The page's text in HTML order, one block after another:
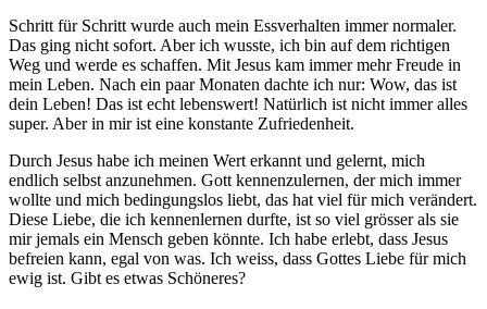
Schritt für Schritt wurde auch mein Essverhalten immer normaler.
Das ging nicht sofort. Aber ich wusste, ich bin auf dem richtigen
Weg und werde es schaffen. Mit Jesus kam immer mehr Freude in
mein Leben. Nach ein paar Monaten dachte ich nur: Wow, das ist
dein Leben! Das ist echt lebenswert! Natürlich ist nicht immer alles
super. Aber in mir ist eine konstante Zufriedenheit.
Durch Jesus habe ich meinen Wert erkannt und gelernt, mich
endlich selbst anzunehmen. Gott kennenzulernen, der mich immer
wollte und mich bedingungslos liebt, das hat viel für mich verändert.
Diese Liebe, die ich kennenlernen durfte, ist so viel grösser als sie
mir jemals ein Mensch geben könnte. Ich habe erlebt, dass Jesus
befreien kann, egal von was. Ich weiss, dass Gottes Liebe für mich
ewig ist. Gibt es etwas Schöneres?